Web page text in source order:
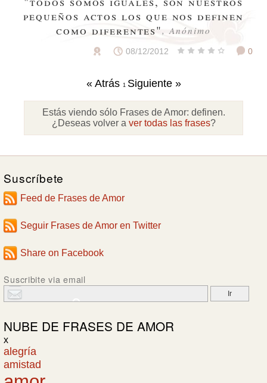
pequeños actos los que nos definen
como diferentes", Anónimo
08/12/2012 0
« Atrás 1 Siguiente »
Estás viendo sólo Frases de Amor: definen.
¿Deseas volver a ver todas las frases?
Suscríbete
Feed de Frases de Amor
Seguir Frases de Amor en Twitter
Share on Facebook
Suscribite via email
NUBE DE FRASES DE AMOR
x
alegría
amistad